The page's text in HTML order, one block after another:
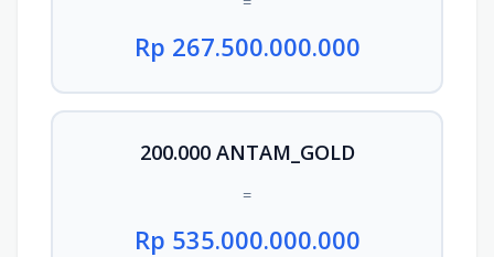
Rp 267.500.000.000
200.000 ANTAM_GOLD
=
Rp 535.000.000.000